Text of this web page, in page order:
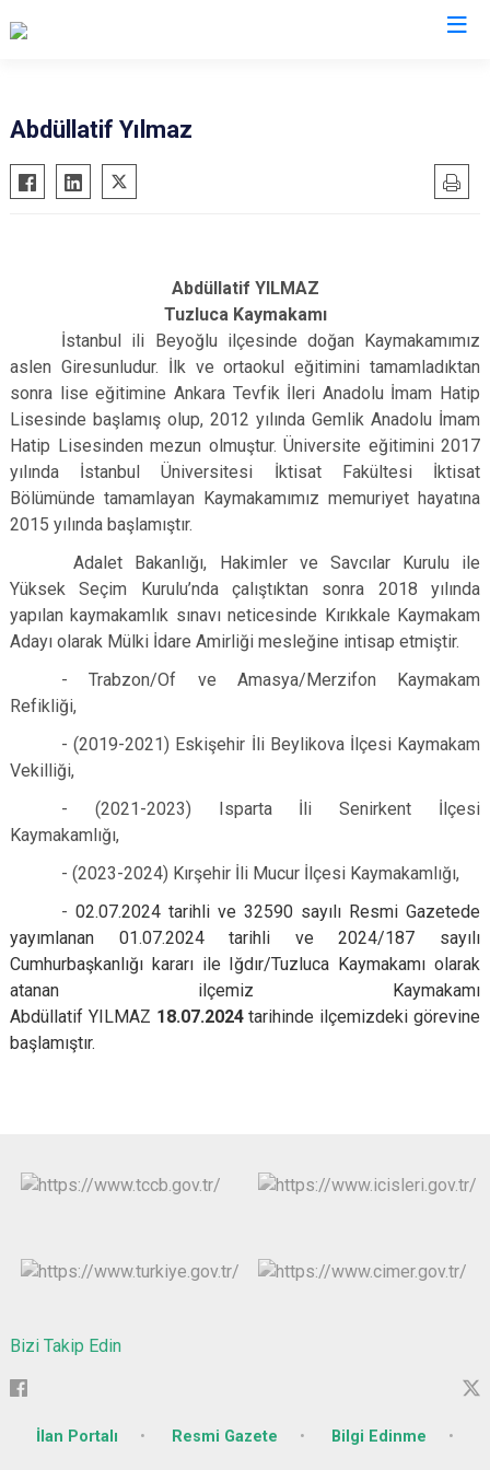
Abdüllatif Yılmaz
Abdüllatif YILMAZ
Tuzluca Kaymakamı
İstanbul ili Beyoğlu ilçesinde doğan Kaymakamımız
aslen Giresunludur. İlk ve ortaokul eğitimini tamamladıktan
sonra lise eğitimine Ankara Tevfik İleri Anadolu İmam Hatip
Lisesinde başlamış olup, 2012 yılında Gemlik Anadolu İmam
Hatip Lisesinden mezun olmuştur. Üniversite eğitimini 2017
yılında İstanbul Üniversitesi İktisat Fakültesi İktisat
Bölümünde tamamlayan Kaymakamımız memuriyet hayatına
2015 yılında başlamıştır.
Adalet Bakanlığı, Hakimler ve Savcılar Kurulu ile
Yüksek Seçim Kurulu’nda çalıştıktan sonra 2018 yılında
yapılan kaymakamlık sınavı neticesinde Kırıkkale Kaymakam
Adayı olarak Mülki İdare Amirliği mesleğine intisap etmiştir.
- Trabzon/Of ve Amasya/Merzifon Kaymakam
Refikliği,
- (2019-2021) Eskişehir İli Beylikova İlçesi Kaymakam
Vekilliği,
- (2021-2023) Isparta İli Senirkent İlçesi
Kaymakamlığı,
- (2023-2024) Kırşehir İli Mucur İlçesi Kaymakamlığı,
-02.07.2024 tarihli ve 32590 sayılı Resmi Gazetede
yayımlanan 01.07.2024 tarihli ve 2024/187 sayılı
Cumhurbaşkanlığı kararı ile Iğdır/Tuzluca Kaymakamı olarak
atanan ilçemiz Kaymakamı
Abdüllatif YILMAZ 18.07.2024tarihinde ilçemizdeki görevine
başlamıştır.
Bizi Takip Edin
İlan Portalı Resmi Gazete Bilgi Edinme